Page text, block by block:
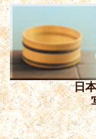
日